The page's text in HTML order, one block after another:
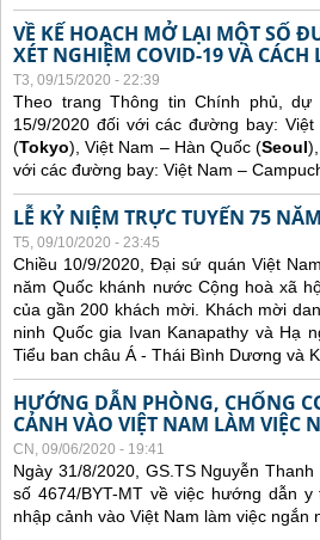
VỀ KẾ HOẠCH MỞ LẠI MỘT SỐ
XÉT NGHIỆM COVID-19 VÀ
T3, 09/15/2020 - 22:39
Theo trang Thông tin Chính phủ,
15/9/2020 đối với các đường bay:
(Tokyo), Việt Nam – Hàn Quốc (Seoul
với các đường bay: Việt Nam –
LỄ KỶ NIỆM TRỰC TUYẾN 75
T5, 09/10/2020 - 23:45
Chiều 10/9/2020, Đại sứ quán Việt
năm Quốc khánh nước Cộng hoà xã
của gần 200 khách mời. Khách mời
ninh Quốc gia Ivan Kanapathy và Hạ
Tiểu ban châu Á - Thái Bình Dương và
HƯỚNG DẪN PHÒNG, CHỐNG
CẢNH VÀO VIỆT NAM LÀM VIỆC
CN, 09/06/2020 - 19:41
Ngày 31/8/2020, GS.TS Nguyễn
số 4674/BYT-MT về việc hướng dẫn
nhập cảnh vào Việt Nam làm việc ngắn